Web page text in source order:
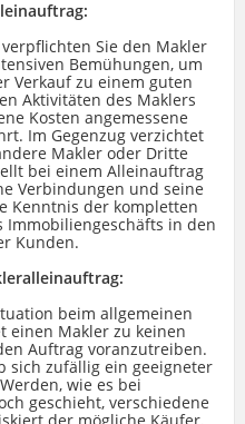
Sie den Makler
Bemühungen, um
Verkauf zu einem guten
Aktivitäten des Maklers
Kosten angemessene
Im Gegenzug verzichtet
Makler oder Dritte
bei einem Alleinauftrag
Verbindungen und seine
Kenntnis der kompletten
in den
Kunden.
beim allgemeinen
einen Makler zu keinen
Auftrag voranzutreiben.
sich zufällig ein geeigneter
wie es bei
geschieht, verschiedene